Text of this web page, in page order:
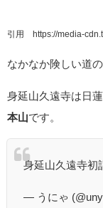
引用 https://media-
なかなか険しい道の
身延山久遠寺は日
本山です。
身延山久遠寺初
— うにゃ